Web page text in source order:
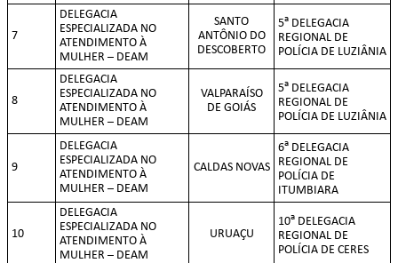
7
DELEGACIA
ESPECIALIZADA NO
ATENDIMENTO À
MULHER – DEAM
SANTO
ANTÔNIO DO
DESCOBERTO
5a DELEGACIA
REGIONAL DE
POLÍCIA DE LUZIÂNIA
8
DELEGACIA
ESPECIALIZADA NO
ATENDIMENTO À
MULHER – DEAM
VALPARAÍSO
DE GOIÁS
5a DELEGACIA
REGIONAL DE
POLÍCIA DE LUZIÂNIA
9
DELEGACIA
ESPECIALIZADA NO
ATENDIMENTO À
MULHER – DEAM
CALDAS NOVAS
6a DELEGACIA
REGIONAL DE
POLÍCIA DE
ITUMBIARA
10
DELEGACIA
ESPECIALIZADA NO
ATENDIMENTO À
MULHER – DEAM
URUAÇU
10a DELEGACIA
REGIONAL DE
POLÍCIA DE CERES